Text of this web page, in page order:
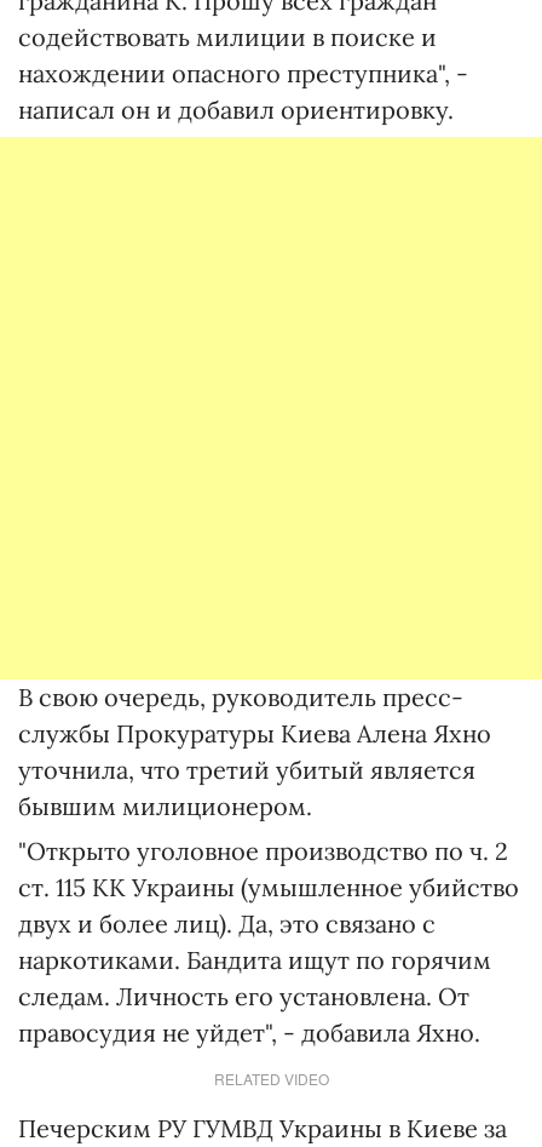
содействовать милиции в поиске и
нахождении опасного преступника", -
написал он и добавил ориентировку.
В свою очередь, руководитель пресс-
службы Прокуратуры Киева Алена Яхно
уточнила, что третий убитый является
бывшим милиционером.
"Открыто уголовное производство по ч. 2
ст. 115 КК Украины (умышленное убийство
двух и более лиц). Да, это связано с
наркотиками. Бандита ищут по горячим
следам. Личность его установлена. От
правосудия не уйдет", - добавила Яхно.
RELATED VIDEO
Печерским РУ ГУМВД Украины в Киеве за